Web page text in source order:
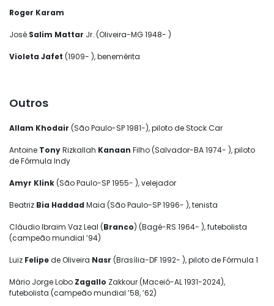
Roger Karam
José Salim Mattar Jr. (Oliveira-MG 1948- )
Violeta Jafet (1909- ), benemérita
Outros
Allam Khodair (São Paulo-SP 1981-), piloto de Stock Car
Antoine TonyRizkallah Kanaan Filho (Salvador-BA 1974- ), piloto
de Fórmula Indy
Amyr Klink(São Paulo-SP 1955- ), velejador
Beatriz Bia Haddad Maia (São Paulo-SP 1996- ), tenista
Cláudio Ibraim Vaz Leal (Branco) (Bagé-RS 1964- ), futebolista
(campeão mundial ’94)
Luiz Felipede Oliveira Nasr (Brasília-DF 1992- ), piloto de Fórmula 1
Mário Jorge Lobo Zagallo Zakkour (Maceió-AL 1931-2024),
futebolista (campeão mundial ’58, ’62)